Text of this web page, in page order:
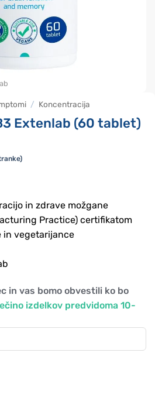
/ Koncentracija
Extenlab (60 tablet)
in zdrave možgane
Practice) certifikatom
in vegetarijance
in vas bomo obvestili ko bo
izdelkov predvidoma 10-